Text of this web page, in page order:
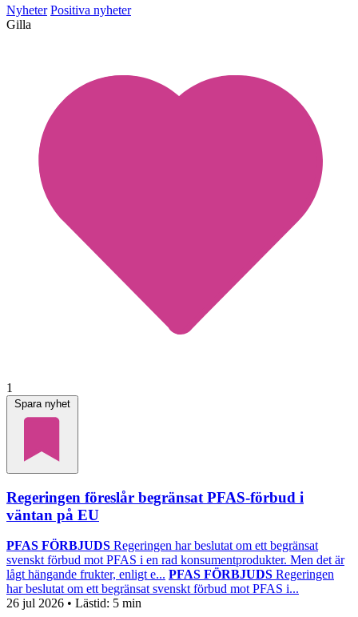
Nyheter Positiva nyheter
Gilla
1
Spara nyhet
Regeringen föreslår begränsat PFAS-förbud i
väntan på EU
PFAS FÖRBJUDS Regeringen har beslutat om ett begränsat
svenskt förbud mot PFAS i en rad konsumentprodukter. Men det är
lågt hängande frukter, enligt e... PFAS FÖRBJUDS Regeringen
har beslutat om ett begränsat svenskt förbud mot PFAS i...
26 jul 2026 • Lästid: 5 min